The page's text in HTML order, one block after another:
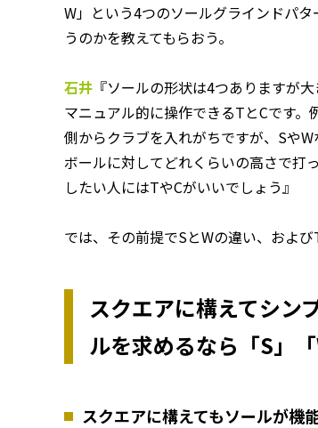
W」という4つのソールグラインドパ
うのかを教えてもらおう。
石井 『ソールの形状は4つありますが
マニュアル的に操作できるTとCです
側からクラブを入れがちですが、Sや
ボールに対してどれくらいの高さで打
したい人にはTやCがいいでしょう』
では、その前提でSとWの違い、および
スクエアに構えてシン
ルを求めるなら「S」
スクエアに構えてもソールが機